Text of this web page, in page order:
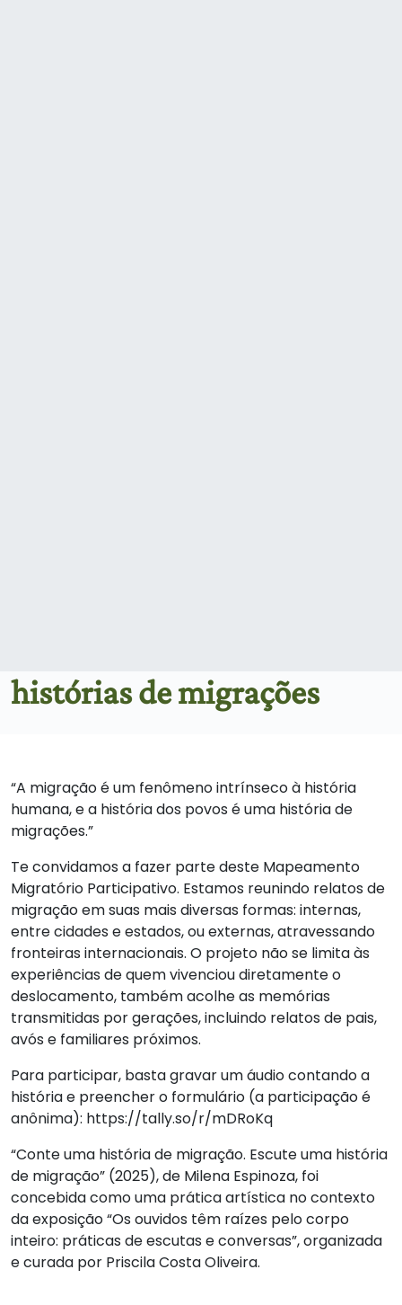
histórias de migrações
“A migração é um fenômeno intrínseco à história
humana, e a história dos povos é uma história de
migrações.”
Te convidamos a fazer parte deste Mapeamento
Migratório Participativo. Estamos reunindo relatos de
migração em suas mais diversas formas: internas,
entre cidades e estados, ou externas, atravessando
fronteiras internacionais. O projeto não se limita às
experiências de quem vivenciou diretamente o
deslocamento, também acolhe as memórias
transmitidas por gerações, incluindo relatos de pais,
avós e familiares próximos.
Para participar, basta gravar um áudio contando a
história e preencher o formulário (a participação é
anônima): https://tally.so/r/mDRoKq
“Conte uma história de migração. Escute uma história
de migração” (2025), de Milena Espinoza, foi
concebida como uma prática artística no contexto
da exposição “Os ouvidos têm raízes pelo corpo
inteiro: práticas de escutas e conversas”, organizada
e curada por Priscila Costa Oliveira.